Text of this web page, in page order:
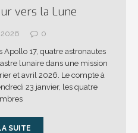
vers la Lune
0
17, quatre astronautes
lunaire dans une mission
et avril 2026. Le compte à
23 janvier, les quatre
SUITE